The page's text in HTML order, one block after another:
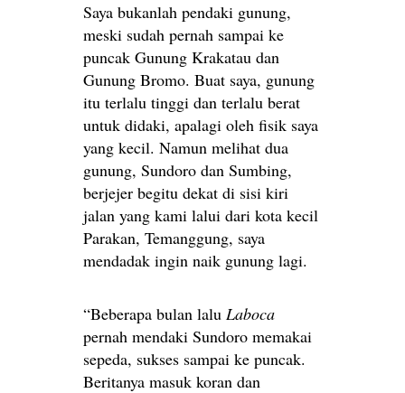
Saya bukanlah pendaki gunung,
meski sudah pernah sampai ke
puncak Gunung Krakatau dan
Gunung Bromo. Buat saya, gunung
itu terlalu tinggi dan terlalu berat
untuk didaki, apalagi oleh fisik saya
yang kecil. Namun melihat dua
gunung, Sundoro dan Sumbing,
berjejer begitu dekat di sisi kiri
jalan yang kami lalui dari kota kecil
Parakan, Temanggung, saya
mendadak ingin naik gunung lagi.
“Beberapa bulan lalu Laboca
pernah mendaki Sundoro memakai
sepeda, sukses sampai ke puncak.
Beritanya masuk koran dan